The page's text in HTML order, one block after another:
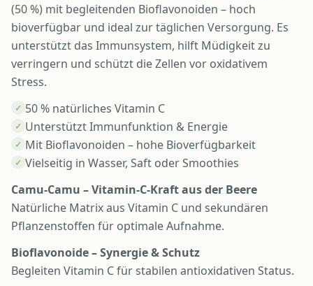
(50 %) mit begleitenden Bioflavonoiden – hoch
bioverfügbar und ideal zur täglichen Versorgung. Es
unterstützt das Immunsystem, hilft Müdigkeit zu
verringern und schützt die Zellen vor oxidativem
Stress.
✓ 50 % natürliches Vitamin C
✓ Unterstützt Immunfunktion & Energie
✓ Mit Bioflavonoiden – hohe Bioverfügbarkeit
✓ Vielseitig in Wasser, Saft oder Smoothies
Camu-Camu – Vitamin-C-Kraft aus der Beere
Natürliche Matrix aus Vitamin C und sekundären
Pflanzenstoffen für optimale Aufnahme.
Bioflavonoide – Synergie & Schutz
Begleiten Vitamin C für stabilen antioxidativen Status.